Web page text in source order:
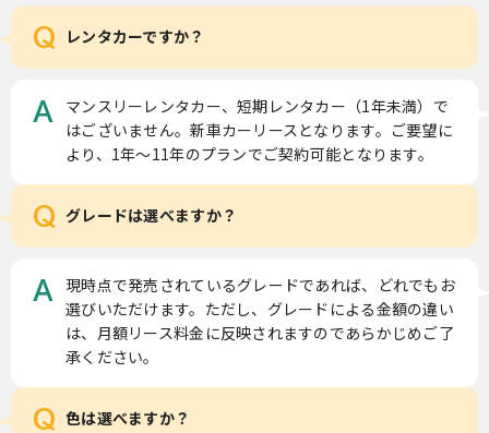
Q レンタカーですか？
A
マンスリーレンタカー、短期レンタカー（1年未満）で
はございません。新車カーリースとなります。ご要望に
より、1年～11年のプランでご契約可能となります。
Q グレードは選べますか？
A
現時点で発売されているグレードであれば、どれでもお
選びいただけます。ただし、グレードによる金額の違い
は、月額リース料金に反映されますのであらかじめご了
承ください。
Q 色は選べますか？